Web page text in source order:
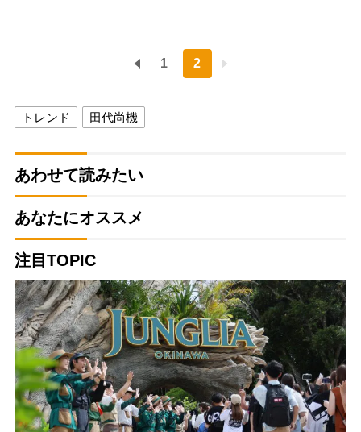
1 2
トレンド 田代尚機
あわせて読みたい
あなたにオススメ
注目TOPIC